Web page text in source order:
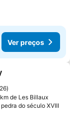
Ver preços
favoritos
de Les Billaux
do século XVIII